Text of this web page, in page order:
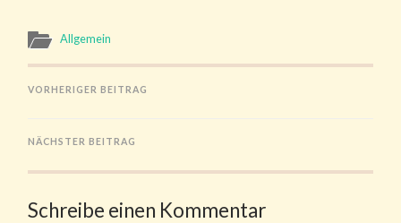
Allgemein
VORHERIGER BEITRAG
NÄCHSTER BEITRAG
Schreibe einen Kommentar